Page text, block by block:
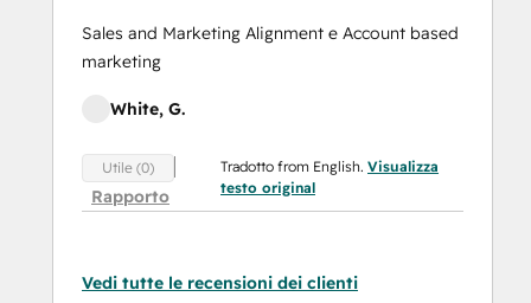
Sales and Marketing Alignment e Account based
marketing
White, G.
Utile (0)
Rapporto
Tradotto from English.Visualizza
testo original
Vedi tutte le recensioni dei clienti